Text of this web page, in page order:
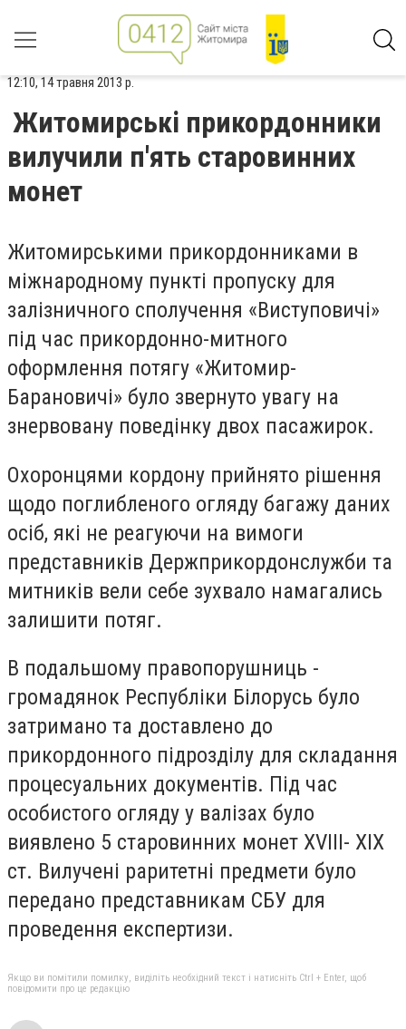
12:10, 14 травня 2013 р.
Житомирські прикордонники
вилучили п'ять старовинних
монет
Житомирськими прикордонниками в
міжнародному пункті пропуску для
залізничного сполучення «Виступовичі»
під час прикордонно-митного
оформлення потягу «Житомир-
Барановичі» було звернуто увагу на
знервовану поведінку двох пасажирок.
Охоронцями кордону прийнято рішення
щодо поглибленого огляду багажу даних
осіб, які не реагуючи на вимоги
представників Держприкордонслужби та
митників вели себе зухвало намагались
залишити потяг.
В подальшому правопорушниць -
громадянок Республіки Білорусь було
затримано та доставлено до
прикордонного підрозділу для складання
процесуальних документів. Під час
особистого огляду у валізах було
виявлено 5 старовинних монет XVIII- XIX
ст. Вилучені раритетні предмети було
передано представникам СБУ для
проведення експертизи.
Якщо ви помітили помилку, виділіть необхідний текст і натисніть Ctrl + Enter, щоб
повідомити про це редакцію